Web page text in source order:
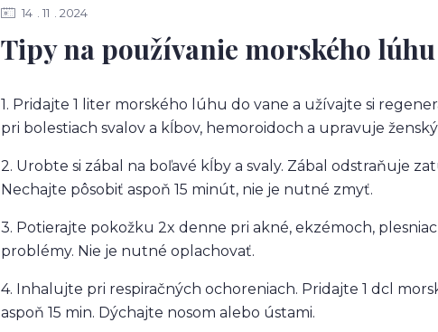
14 11 2024
Tipy na používanie morského lúhu
1. Pridajte 1 liter morského lúhu do vane a užívajte si
pri bolestiach svalov a kĺbov, hemoroidoch a upravuje
2. Urobte si zábal na boľavé kĺby a svaly. Zábal odstraňuje
Nechajte pôsobiť aspoň 15 minút, nie je nutné zmyť.
3. Potierajte pokožku 2x denne pri akné, ekzémoch,
problémy. Nie je nutné oplachovať.
4. Inhalujte pri respiračných ochoreniach. Pridajte 1 dcl
aspoň 15 min. Dýchajte nosom alebo ústami.